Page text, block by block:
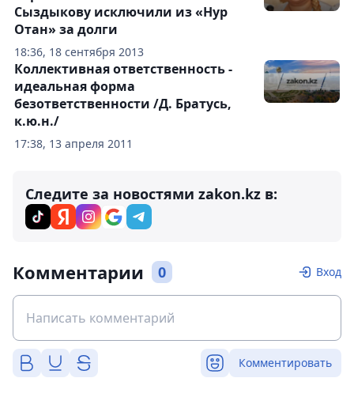
18:36, 18 сентября 2013
Сыздыкову исключили из «Нур
Отан» за долги
17:38, 13 апреля 2011
Коллективная ответственность -
идеальная форма
безответственности /Д. Братусь,
к.ю.н./
Следите за новостями zakon.kz в:
Комментарии 0 Вход
Комментировать